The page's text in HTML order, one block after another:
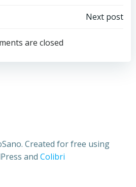
navigation
Next post
are closed
Created for free using
and Colibri